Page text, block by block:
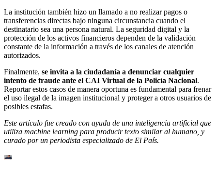
La institución también hizo un llamado a no realizar pagos o
transferencias directas bajo ninguna circunstancia cuando el
destinatario sea una persona natural. La seguridad digital y la
protección de los activos financieros dependen de la validación
constante de la información a través de los canales de atención
autorizados.
Finalmente, se invita a la ciudadanía a denunciar cualquier
intento de fraude ante el CAI Virtual de la Policía Nacional.
Reportar estos casos de manera oportuna es fundamental para frenar
el uso ilegal de la imagen institucional y proteger a otros usuarios de
posibles estafas.
Este artículo fue creado con ayuda de una inteligencia artificial que
utiliza machine learning para producir texto similar al humano, y
curado por un periodista especializado de El País.